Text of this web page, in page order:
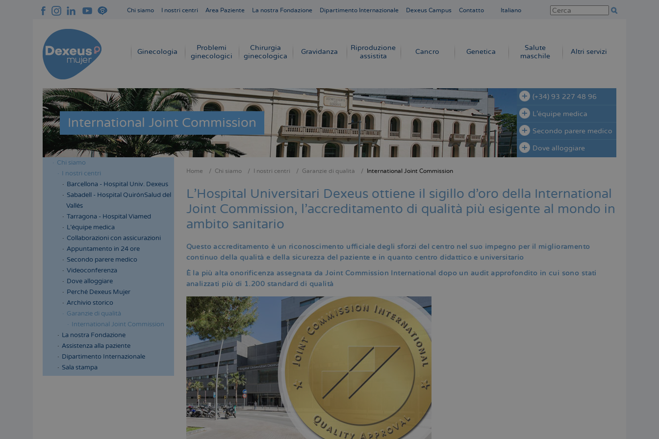
Chi siamo I nostri centri Area Paziente La nostra Fondazione Dipartimento Internazionale Dexeus Campus Contatto Italiano
Navegación
Ginecologia
Problemi
ginecologici
Chirurgia
ginecologica
Gravidanza
Riproduzione
assistita
Cancro Genetica
Salute
maschile
Altri servizi
International Joint Commission
(+34) 93 227 48 96
L'équipe medica
Secondo parere medico
Dove alloggiare
Menú
lateral
cabecera
Chi siamo
I nostri centri
Barcellona - Hospital Univ. Dexeus
Sabadell - Hospital QuirónSalud del
Vallés
Tarragona - Hospital Viamed
L'équipe medica
Collaborazioni con assicurazioni
Appuntamento in 24 ore
Secondo parere medico
Videoconferenza
Dove alloggiare
Perché Dexeus Mujer
Archivio storico
Garanzie di qualità
International Joint Commission
La nostra Fondazione
Assistenza alla paziente
Dipartimento Internazionale
Sala stampa
di
pane
Home Chi siamo I nostri centri Garanzie di qualità International Joint Commission
L'Hospital Universitari Dexeus ottiene il sigillo d'oro della International
Joint Commission, l'accreditamento di qualità più esigente al mondo in
ambito sanitario
Questo accreditamento è un riconoscimento ufficiale degli sforzi del centro nel suo impegno per il miglioramento
continuo della qualità e della sicurezza del paziente e in quanto centro didattico e universitario
È la più alta onorificenza assegnata da Joint Commission International dopo un audit approfondito in cui sono stati
analizzati più di 1.200 standard di qualità